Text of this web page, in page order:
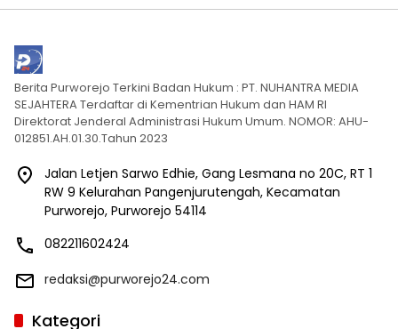
Berita Purworejo Terkini Badan Hukum : PT. NUHANTRA MEDIA
SEJAHTERA Terdaftar di Kementrian Hukum dan HAM RI
Direktorat Jenderal Administrasi Hukum Umum. NOMOR: AHU-
012851.AH.01.30.Tahun 2023
Jalan Letjen Sarwo Edhie, Gang Lesmana no 20C, RT 1
RW 9 Kelurahan Pangenjurutengah, Kecamatan
Purworejo, Purworejo 54114
082211602424
redaksi@purworejo24.com
Kategori